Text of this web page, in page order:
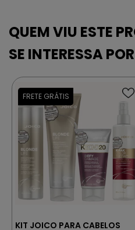
KIT JOICO PARA CABELOS